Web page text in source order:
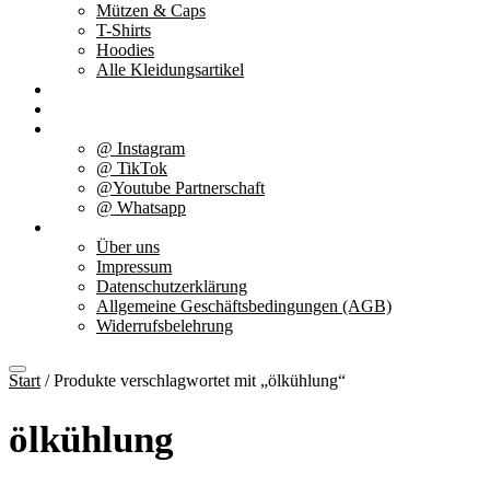
Mützen & Caps
T-Shirts
Hoodies
Alle Kleidungsartikel
@ Instagram
@ TikTok
@Youtube Partnerschaft
@ Whatsapp
Über uns
Impressum
Datenschutzerklärung
Allgemeine Geschäftsbedingungen (AGB)
Widerrufsbelehrung
Start / Produkte verschlagwortet mit „ölkühlung“
ölkühlung